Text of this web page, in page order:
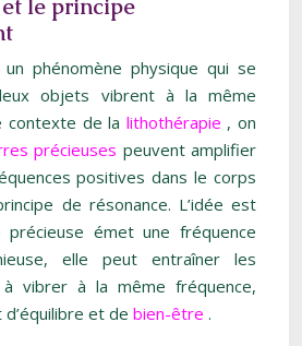
le principe
phénomène physique qui se
objets vibrent à la même
contexte de la lithothérapie , on
précieuses peuvent amplifier
positives dans le corps
de résonance. L’idée est
émet une fréquence
elle peut entraîner les
vibrer à la même fréquence,
et de bien-être .